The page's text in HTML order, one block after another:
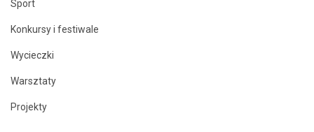
Sport
Konkursy i festiwale
Wycieczki
Warsztaty
Projekty